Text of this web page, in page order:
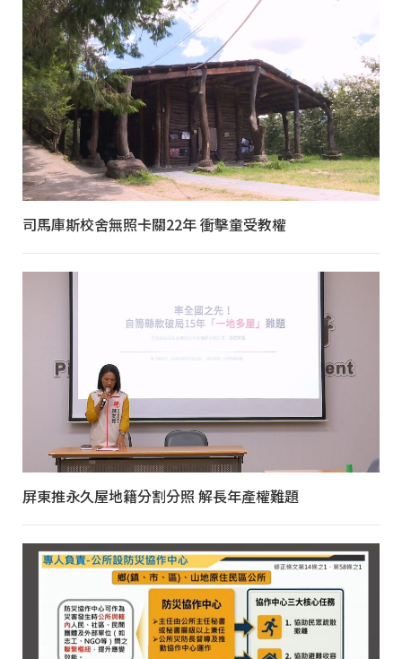
司馬庫斯校舍無照卡關22年 衝擊童受教權
屏東推永久屋地籍分割分照 解長年產權難題